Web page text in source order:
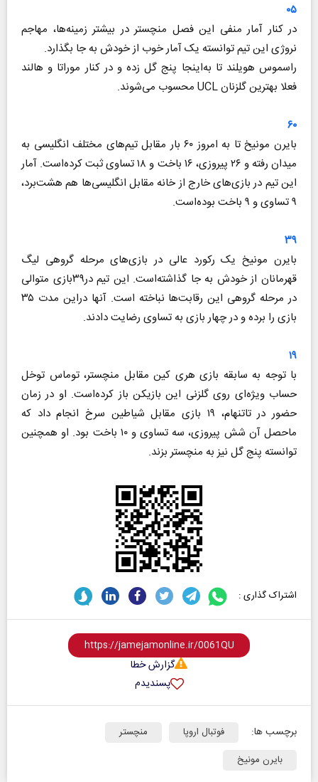
۰۵
در کنار آمار منفی این فصل منچستر در بیشتر زمینه‌ها، مهاجم
نروژی این تیم توانسته یک آمار خوب از خودش به جا بگذارد.
راسموس هویلند تا به‌اینجا پنج گل زده و در کنار موراتا و هالند
فعلا بهترین گلزنان UCL محسوب می‌شوند.
۶۰
بایرن مونیخ تا به امروز ۶۰ بار مقابل تیم‌های مختلف انگلیسی به
میدان رفته و ۲۶ پیروزی، ۱۶ باخت و ۱۸ تساوی ثبت کرده‌است. آمار
این تیم در بازی‌های خارج از خانه مقابل انگلیسی‌ها هم هشت‌برد،
۹ تساوی و ۹ باخت بوده‌است.
۳۹
بایرن مونیخ یک رکورد عالی در بازی‌های مرحله گروهی لیگ
قهرمانان از خودش به جا گذاشته‌است. این تیم در۳۹بازی متوالی
در مرحله گروهی این رقابت‌ها نباخته ‌است. آنها دراین مدت ۳۵
بازی را برده و در چهار بازی به تساوی رضایت دادند.
۱۹
با توجه به سابقه بازی هری کین مقابل منچستر، توماس توخل
حساب ویژه‌ای روی گلزنی این بازیکن باز کرده‌است. او در زمان
حضور در تاتنهام، ۱۹ بازی مقابل شیاطین سرخ انجام داد که
ماحصل آن شش پیروزی، سه تساوی و ۱۰ باخت بود. او همچنین
توانسته پنج گل نیز به منچستر بزند.
اشتراک گذاری :
گزارش خطا
پسندیدم
برچسب ها: فوتبال اروپا
منچستر
بایرن مونیخ